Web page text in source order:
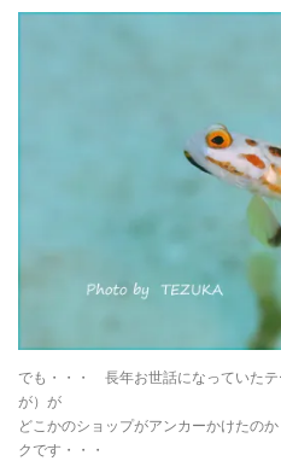
でも・・・ 長年お世話になっていた
が）が
どこかのショップがアンカーかけたの
クです・・・